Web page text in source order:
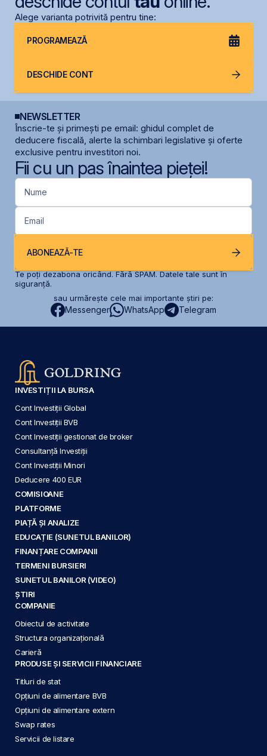
Alege varianta potrivită pentru tine:
PROGRAMEAZĂ
DESCHIDE CONT
NEWSLETTER
Înscrie-te și primești pe email: ghidul complet de
deducere fiscală, alerte la schimbari legislative și oferte
exclusive pentru investitori noi.
Fii cu un pas înaintea pieței!
Nume
Email
ABONEAZĂ-TE
Te poți dezabona oricând. Fără SPAM. Datele tale sunt în
siguranță.
sau urmărește cele mai importante știri pe:
Messenger WhatsApp Telegram
INVESTIȚII LA BURSA
Cont Investiții Global
Cont Investiții BVB
Cont Investiții gestionat de broker
Consultanță Investiții
Cont Investiții Minori
Deducere 400 EUR
COMISIOANE
PLATFORME
PIAȚĂ ȘI ANALIZE
EDUCAȚIE (SUNETUL BANILOR)
FINANȚARE COMPANII
TERMENI BURSIERI
SUNETUL BANILOR (VIDEO)
ȘTIRI
COMPANIE
Obiectul de activitate
Structura organizațională
Carieră
PRODUSE ȘI SERVICII FINANCIARE
Titluri de stat
Opțiuni de alimentare BVB
Opțiuni de alimentare extern
Swap rates
Servicii de listare